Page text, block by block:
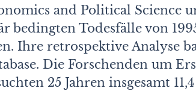
and Political Scien­ce
bedingten Todesfälle von
Ihre retrospektive Analyse
Die Forschenden um
25 Jahren insgesamt